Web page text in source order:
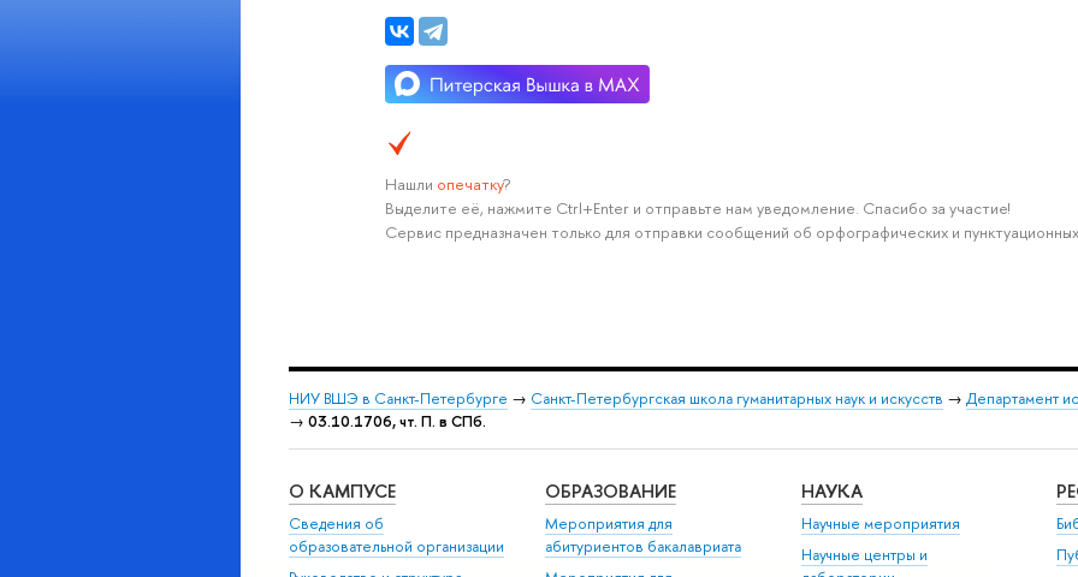
Нашли опечатку?
Выделите её, нажмите Ctrl+Enter и отправьте нам уведомление. Спасибо за участие!
Сервис предназначен только для отправки сообщений об орфографических и
НИУ ВШЭ в Санкт-Петербурге → Санкт-Петербургская школа гуманитарных наук и искусств → Департамент
→ 03.10.1706, чт. П. в СПб.
О КАМПУСЕ
Сведения об
образовательной организации
ОБРАЗОВАНИЕ
Мероприятия для
абитуриентов бакалавриата
НАУКА
Научные мероприятия
Научные центры и